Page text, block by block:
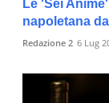
Le 'Sei
napoletana
Redazione 2 6 Lug